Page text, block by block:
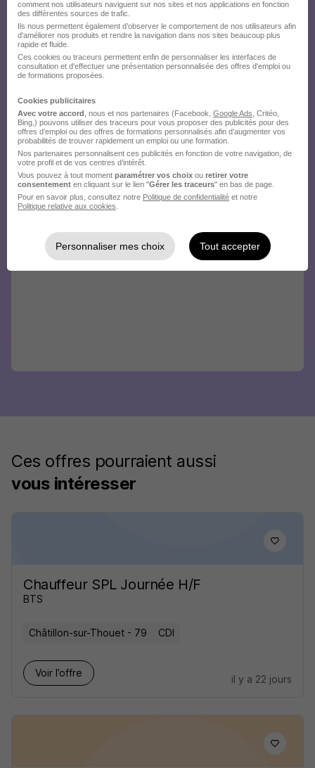
Ces offres pourraient aussi
vous intéresser
Chauffeur SPL Journée H/F
BTS
Châtillon-sur-Thouet - 79 CDI
Voir l’offre
il y a 22 jours
comment nos utilisateurs naviguent sur nos sites et nos applications en fonction
des différentes sources de trafic.
Ils nous permettent également d’observer le comportement de nos utilisateurs afin
d'améliorer nos produits et rendre la navigation dans nos sites beaucoup plus
rapide et fluide.
Ces cookies ou traceurs permettent enfin de personnaliser les interfaces de
consultation et d'effectuer une présentation personnalisée des offres d'emploi ou
de formations proposées.
Cookies publicitaires
Avec votre accord , nous et nos partenaires (Facebook, Google Ads , Critéo,
Bing,) pouvons utiliser des traceurs pour vous proposer des publicités pour des
offres d’emploi ou des offres de formations personnalisés afin d’augmenter vos
probabilités de trouver rapidement un emploi ou une formation.
Nos partenaires personnalisent ces publicités en fonction de votre navigation, de
votre profil et de vos centres d’intérêt.
Vous pouvez à tout moment paramétrer vos choix ou retirer votre
consentement en cliquant sur le lien "Gérer les traceurs" en bas de page.
Pour en savoir plus, consultez notre Politique de confidentialité et notre
Politique relative aux cookies
Personnaliser mes choix Tout accepter